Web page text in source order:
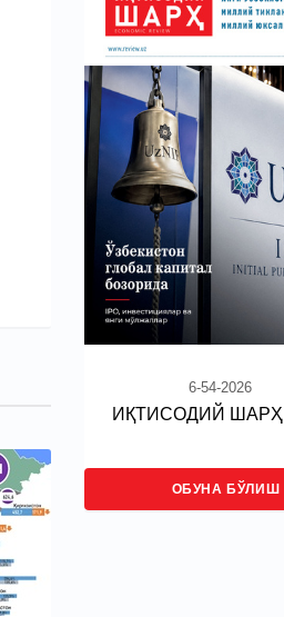
6-54-2026
ИҚТИСОДИЙ ШАРҲ
ОБУНА БЎЛИШ